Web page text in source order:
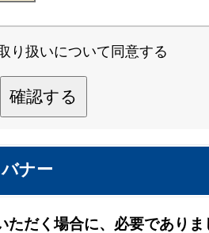
り扱いについて同意する
確認する
ナー
だく場合に、必要でありま